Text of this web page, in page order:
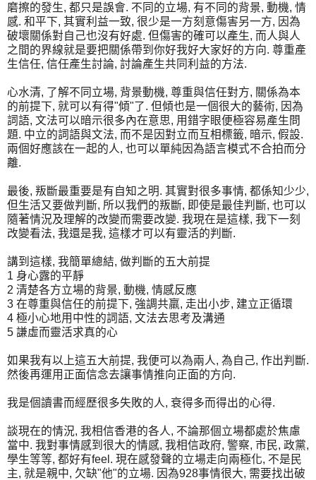
磨擦的發生, 都只是誤會. 不同的立場, 有不同的背景, 動機, 情
感. 和平下, 其實利益一致, 很少是一方刻意傷害另一方, 因為
破壞關係對自己也沒有好處. 但傷害的確可以產生, 而人與人
之間的界線就是要把關係帶到你好我好大家好的方向. 尊重產
生信任, 信任產生討論, 討論產生共同利益的方法.
心水清, 了解不同立場, 背景動機, 尊重與信任對方, 關係為本
的前提下, 就可以有得"傾"了. 但傾也是一個很大的藝術, 因為
詞語, 文法可以暗示很多內在意思, 用錯字眼便極容易產生問
題. 中立的詞語與文法, 而不是因對立而互相標籤, 暗示, 假設.
兩個好應該在一起的人, 也可以單純因為語言模式不合拍而分
離.
最後, 叛斷最重要是有自知之明. 其實對很多事情, 都係知少少,
但生活又要做判斷, 所以我們的叛斷, 即使是最佳判斷, 也可以
隨著情況及理解的改變而需要改變. 我現在是這樣, 我下一刻
改變看法, 我還是我, 這樣才可以有靈活的判斷.
講到這樣, 我簡單總結, 做判斷的五大前提
1 身心露的平靜
2 清楚各方立場的背景, 動機, 情感反應
3 在尊重與信任的前提下, 強調共羸, 走出小步, 建立正循環
4 極小心地用中性的詞語, 文法去思考及溝通
5 謙虛而靈活求真的心
如果我有以上這五大前提, 我便可以為兩人, 為自己, 作出判斷.
然後再運用正面信念去讓事情推向正面的方向.
我是個讀書而經歷很多失敗的人, 衰得多而得出的心得.
談現在的情況, 我相信香港的各人, 不論那個立場都處於焦慮
當中. 我對事情感到很大的情感, 我相信政府, 警察, 市民, 政黨,
學生等等, 都好有feel. 現在感發聲的立場走向兩極化, 不是民
主, 就是親中, 欠缺"他"的立場. 因為928事情很大, 需要找出破